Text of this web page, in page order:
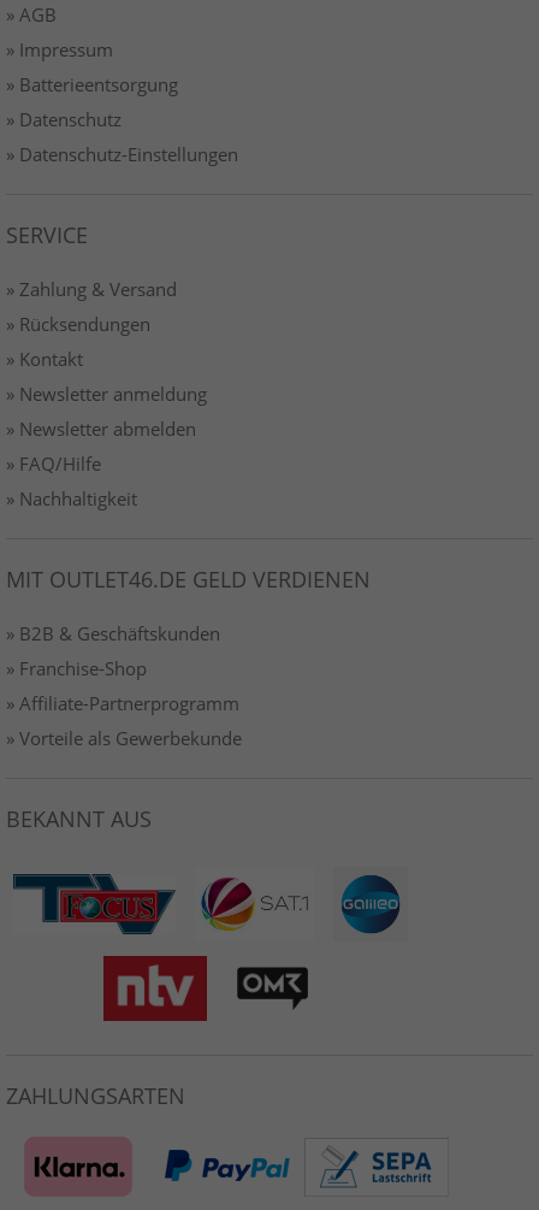
» AGB
» Impressum
» Batterieentsorgung
» Datenschutz
» Datenschutz-Einstellungen
SERVICE
» Zahlung & Versand
» Rücksendungen
» Kontakt
» Newsletter anmeldung
» Newsletter abmelden
» FAQ/Hilfe
» Nachhaltigkeit
MIT OUTLET46.DE GELD VERDIENEN
» B2B & Geschäftskunden
» Franchise-Shop
» Affiliate-Partnerprogramm
» Vorteile als Gewerbekunde
BEKANNT AUS
ZAHLUNGSARTEN